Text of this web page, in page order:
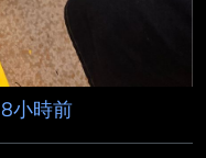
8小時前